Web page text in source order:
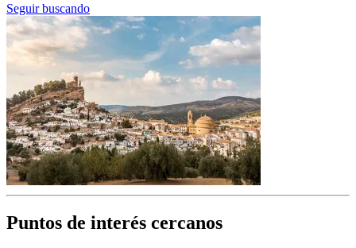
Seguir buscando
Puntos de interés cercanos